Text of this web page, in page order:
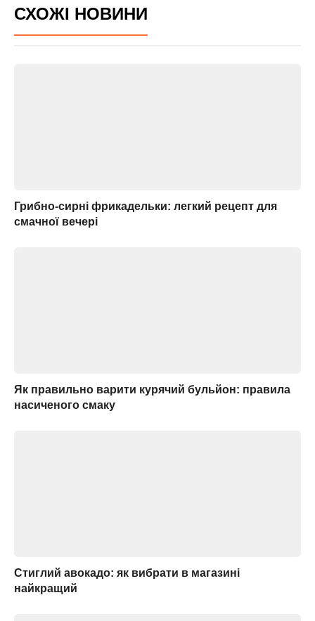
СХОЖІ НОВИНИ
Грибно-сирні фрикадельки: легкий рецепт для
смачної вечері
Як правильно варити курячий бульйон: правила
насиченого смаку
Стиглий авокадо: як вибрати в магазині
найкращий